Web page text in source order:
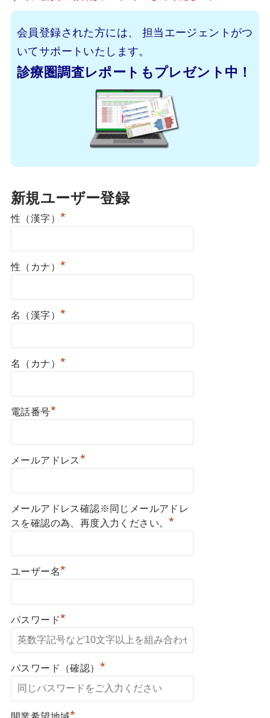
会員登録された方には、
担当エージェントがつ
いてサポートいたします。
診療圏調査レポートもプレゼント中！
新規ユーザー登録
性（漢字） *
性（カナ） *
名（漢字） *
名（カナ） *
電話番号*
メールアドレス*
メールアドレス確認※同じメールアドレ
スを確認の為、再度入力ください。*
ユーザー名*
パスワード*
パスワード（確認） *